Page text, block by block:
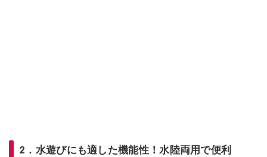
2．水遊びにも適した機能性！水陸両用で便利